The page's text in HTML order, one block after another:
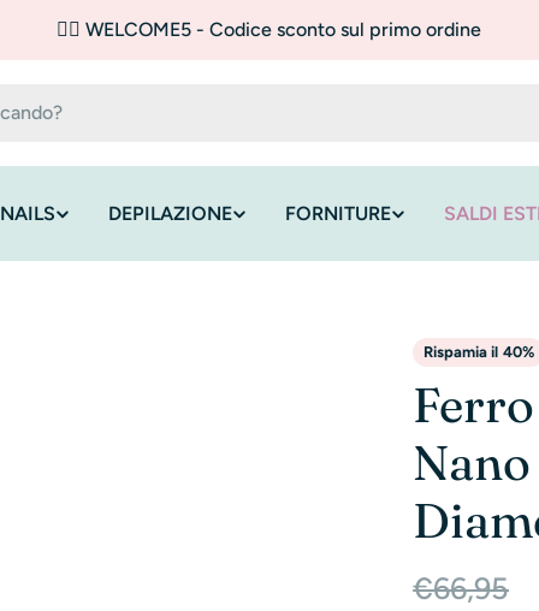
✌🏼 WELCOME5 - Codice sconto sul primo ordine
NAILS DEPILAZIONE FORNITURE SALDI
Rispamia il 40%
Prezzo
Prezzo
€66,95